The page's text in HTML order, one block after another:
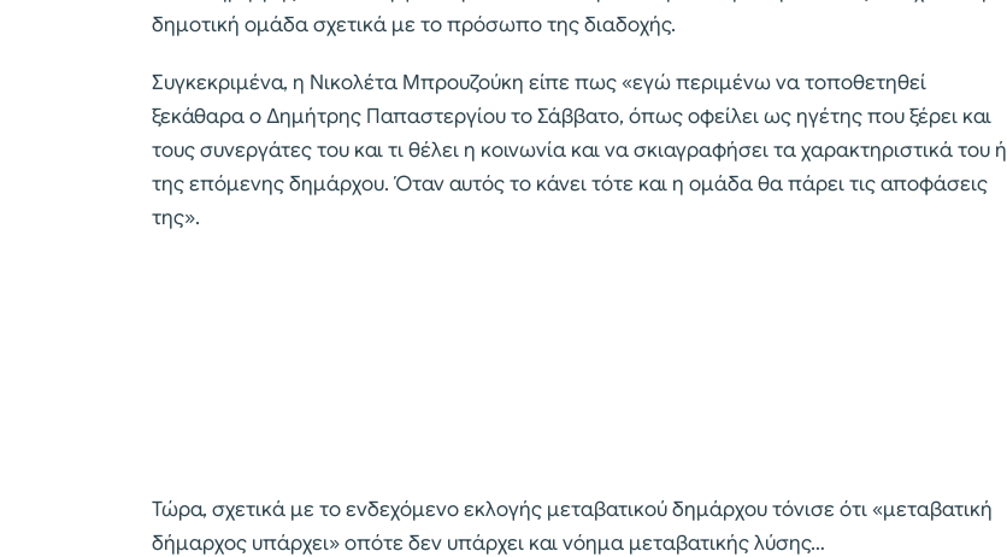
δημοτική ομάδα σχετικά με το πρόσωπο της διαδοχής.
Συγκεκριμένα, η Νικολέτα Μπρουζούκη είπε πως «εγώ περιμένω να τοποθετηθεί
ξεκάθαρα ο Δημήτρης Παπαστεργίου το Σάββατο, όπως οφείλει ως ηγέτης που ξέρει και
τους συνεργάτες του και τι θέλει η κοινωνία και να σκιαγραφήσει τα χαρακτηριστικά του ή
της επόμενης δημάρχου. Όταν αυτός το κάνει τότε και η ομάδα θα πάρει τις αποφάσεις
της».
Τώρα, σχετικά με το ενδεχόμενο εκλογής μεταβατικού δημάρχου τόνισε ότι «μεταβατική
δήμαρχος υπάρχει» οπότε δεν υπάρχει και νόημα μεταβατικής λύσης…